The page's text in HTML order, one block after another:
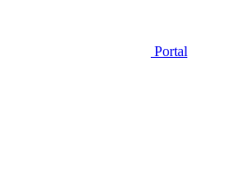
Portal